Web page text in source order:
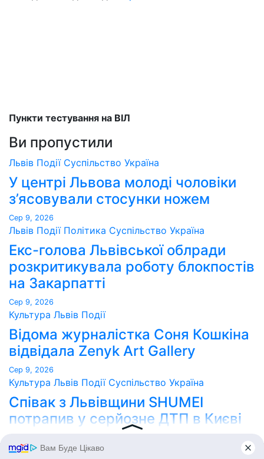
Пункти тестування на ВІЛ
Ви пропустили
Львів Події Суспільство Україна
У центрі Львова молоді чоловіки
з’ясовували стосунки ножем
Сер 9, 2026
Львів Події Політика Суспільство Україна
Екс-голова Львівської облради
розкритикувала роботу блокпостів
на Закарпатті
Сер 9, 2026
Культура Львів Події
Відома журналістка Соня Кошкіна
відвідала Zenyk Art Gallery
Сер 9, 2026
Культура Львів Події Суспільство Україна
Співак з Львівщини SHUMEI
потрапив у серйозне ДТП в Києві
Point Lviv